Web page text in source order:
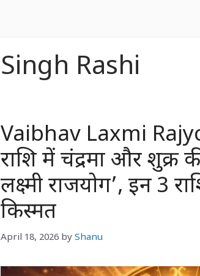
Singh Rashi
Vaibhav Laxmi
राशि में चंद्रमा और शुक्र
लक्ष्मी राजयोग’, इन 3
किस्मत
April 18, 2026 by Shanu